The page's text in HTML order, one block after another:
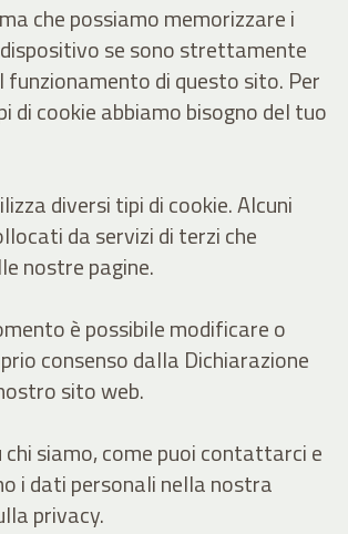
che possiamo memorizzare i
se sono strettamente
funzionamento di questo sito. Per
cookie abbiamo bisogno del tuo
diversi tipi di cookie. Alcuni
da servizi di terzi che
nostre pagine.
è possibile modificare o
consenso dalla Dichiarazione
sito web.
chi siamo, come puoi contattarci e
i dati personali nella nostra
privacy.